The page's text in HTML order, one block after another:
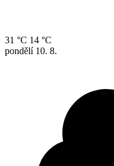
31 °C 14 °C
pondělí 10. 8.